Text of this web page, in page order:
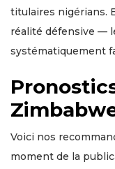
titulaires nigérians.
réalité défensive —
systématiquement
Voici nos
moment de la